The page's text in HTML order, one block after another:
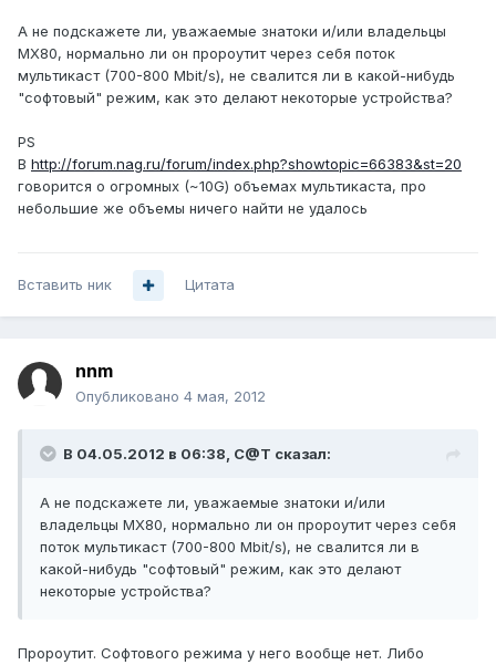
А не подскажете ли, уважаемые знатоки и/или владельцы
MX80, нормально ли он пророутит через себя поток
мультикаст (700-800 Mbit/s), не свалится ли в какой-нибудь
"софтовый" режим, как это делают некоторые устройства?
PS
В http://forum.nag.ru/forum/index.php?showtopic=66383&st=20
говорится о огромных (~10G) объемах мультикаста, про
небольшие же объемы ничего найти не удалось
Вставить ник Цитата
nnm
Опубликовано 4 мая, 2012
В 04.05.2012 в 06:38, C@T сказал:
А не подскажете ли, уважаемые знатоки и/или
владельцы MX80, нормально ли он пророутит через себя
поток мультикаст (700-800 Mbit/s), не свалится ли в
какой-нибудь "софтовый" режим, как это делают
некоторые устройства?
Пророутит. Софтового режима у него вообще нет. Либо